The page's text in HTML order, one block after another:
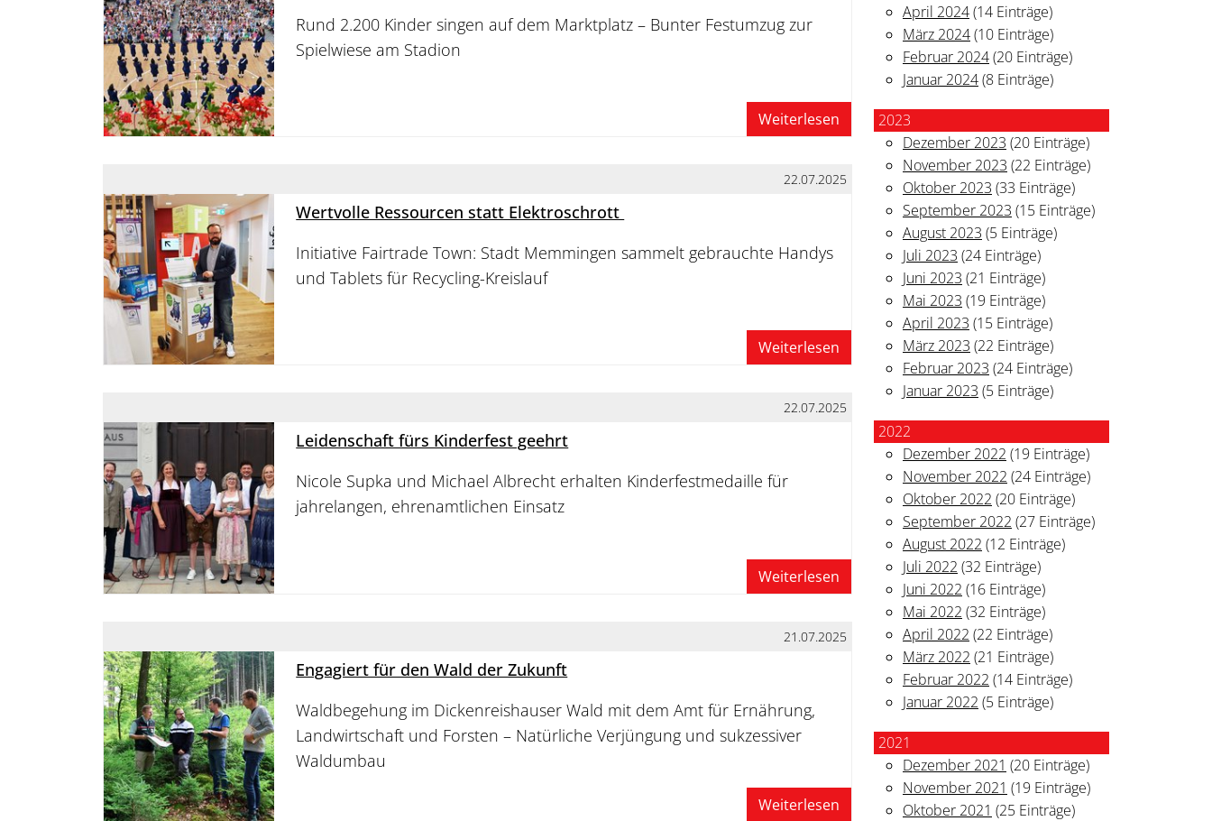
Rund 2.200 Kinder singen auf dem Marktplatz – Bunter Festumzug zur
Spielwiese am Stadion
Weiterlesen
22.07.2025
Wertvolle Ressourcen statt Elektroschrott
Initiative Fairtrade Town: Stadt Memmingen sammelt gebrauchte Handys
und Tablets für Recycling-Kreislauf
Weiterlesen
22.07.2025
Leidenschaft fürs Kinderfest geehrt
Nicole Supka und Michael Albrecht erhalten Kinderfestmedaille für
jahrelangen, ehrenamtlichen Einsatz
Weiterlesen
21.07.2025
Engagiert für den Wald der Zukunft
Waldbegehung im Dickenreishauser Wald mit dem Amt für Ernährung,
Landwirtschaft und Forsten – Natürliche Verjüngung und sukzessiver
Waldumbau
Weiterlesen
April 2024(14 Einträge)
März 2024(10 Einträge)
Februar 2024(20 Einträge)
Januar 2024(8 Einträge)
2023
Dezember 2023 (20 Einträge)
November 2023 (22 Einträge)
Oktober 2023 (33 Einträge)
September 2023 (15 Einträge)
August 2023 (5 Einträge)
Juli 2023 (24 Einträge)
Juni 2023 (21 Einträge)
Mai 2023 (19 Einträge)
April 2023 (15 Einträge)
März 2023 (22 Einträge)
Februar 2023 (24 Einträge)
Januar 2023 (5 Einträge)
2022
Dezember 2022 (19 Einträge)
November 2022 (24 Einträge)
Oktober 2022 (20 Einträge)
September 2022 (27 Einträge)
August 2022 (12 Einträge)
Juli 2022 (32 Einträge)
Juni 2022 (16 Einträge)
Mai 2022 (32 Einträge)
April 2022 (22 Einträge)
März 2022 (21 Einträge)
Februar 2022 (14 Einträge)
Januar 2022 (5 Einträge)
2021
Dezember 2021 (20 Einträge)
November 2021 (19 Einträge)
Oktober 2021 (25 Einträge)